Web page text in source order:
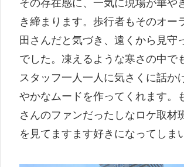
その存在感に、一気に現場が華や
き締まります。歩行者もそのオー
田さんだと気づき、遠くから見守
でした。凍えるような寒さの中で
スタッフ一人一人に気さくに話か
やかなムードを作ってくれます。
さんのファンだったしなロケ取材
を見てますます好きになってしま